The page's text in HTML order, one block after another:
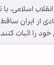
اسلامی، با
از ایران
را اثبات